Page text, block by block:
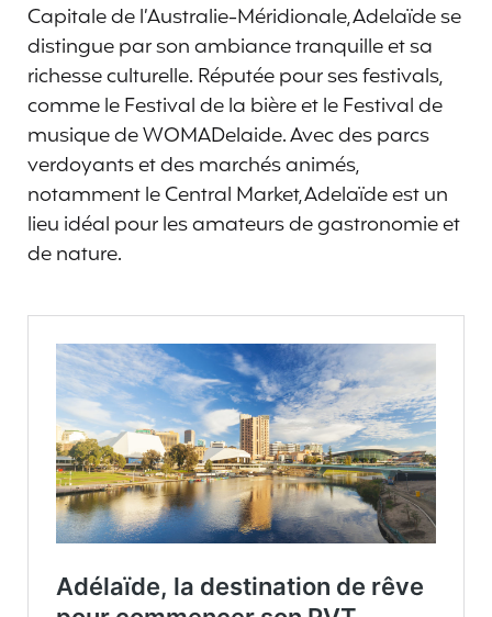
Capitale de l’Australie-Méridionale, Adelaïde se
distingue par son ambiance tranquille et sa
richesse culturelle. Réputée pour ses festivals,
comme le Festival de la bière et le Festival de
musique de WOMADelaide. Avec des parcs
verdoyants et des marchés animés,
notamment le Central Market, Adelaïde est un
lieu idéal pour les amateurs de gastronomie et
de nature.